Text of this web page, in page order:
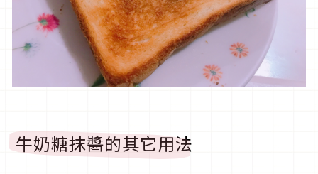
牛奶糖抹醬的其它用法